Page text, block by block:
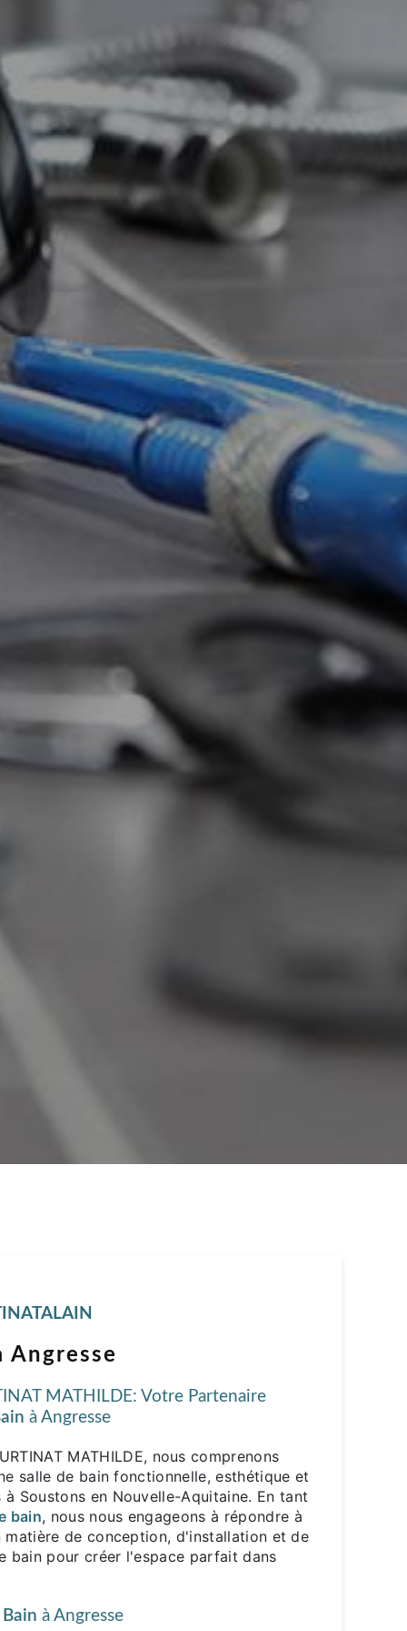
Angresse
MATHILDE: Votre Partenaire
à Angresse
MATHILDE, nous comprenons
salle de bain fonctionnelle, esthétique et
Soustons en Nouvelle-Aquitaine. En tant
bain, nous nous engageons à répondre à
de conception, d'installation et de
bain pour créer l'espace parfait dans
à Angresse